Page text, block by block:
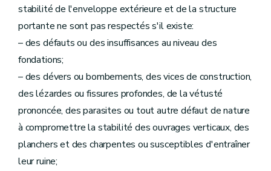
stabilité de l'enveloppe extérieure et de la structure
portante ne sont pas respectés s'il existe:
– des défauts ou des insuffisances au niveau des
fondations;
– des dévers ou bombements, des vices de construction,
des lézardes ou fissures profondes, de la vétusté
prononcée, des parasites ou tout autre défaut de nature
à compromettre la stabilité des ouvrages verticaux, des
planchers et des charpentes ou susceptibles d'entraîner
leur ruine;